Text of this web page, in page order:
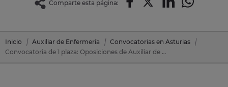
Comparte esta página:
Inicio Auxiliar de Enfermería
Convocatorias en Asturias
Convocatoria de 1 plaza: Oposiciones de Auxiliar de Enfermería en Grandas De Salime (Asturias)